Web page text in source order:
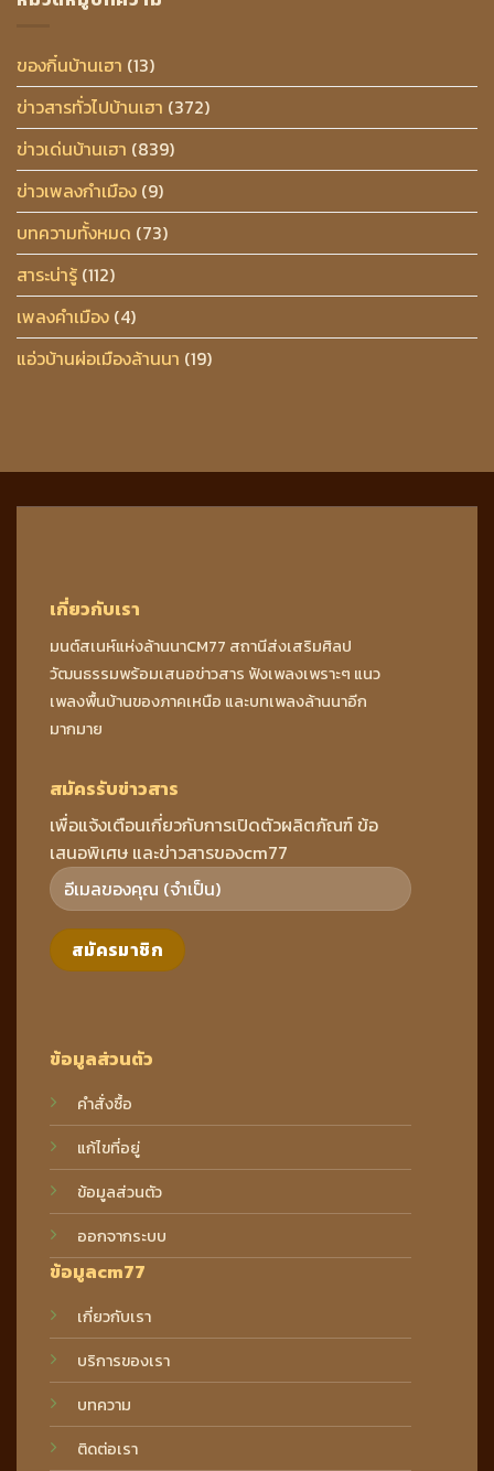
ของกิ๋นบ้านเฮา (13)
ข่าวสารทั่วไปบ้านเฮา (372)
ข่าวเด่นบ้านเฮา (839)
ข่าวเพลงกำเมือง (9)
บทความทั้งหมด (73)
สาระน่ารู้ (112)
เพลงคำเมือง (4)
แอ่วบ้านผ่อเมืองล้านนา (19)
เกี่ยวกับเรา
มนต์สเนห์แห่งล้านนาCM77 สถานีส่งเสริมศิลป
วัฒนธรรมพร้อมเสนอข่าวสาร ฟังเพลงเพราะๆ แนว
เพลงพื้นบ้านของภาคเหนือ และบทเพลงล้านนาอีก
มากมาย
ข้อมูลส่วนตัว
คำสั่งซื้อ
แก้ไขที่อยู่
ข้อมูลส่วนตัว
ออกจากระบบ
ข้อมูลcm77
เกี่ยวกับเรา
บริการของเรา
บทความ
ติดต่อเรา
สมัครรับข่าวสาร
เพื่อแจ้งเตือนเกี่ยวกับการเปิดตัวผลิตภัณฑ์ ข้อ
เสนอพิเศษ และข่าวสารของcm77